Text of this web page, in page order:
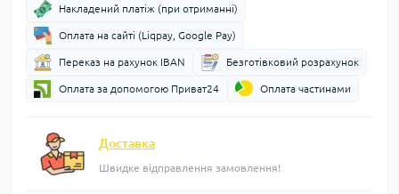
Накладений платіж (при отриманні)
Оплата на сайті (Liqpay, Google Pay)
Переказ на рахунок IBAN Безготівковий розрахунок
Оплата за допомогою Приват24 Оплата частинами
Доставка
Швидке відправлення замовлення!